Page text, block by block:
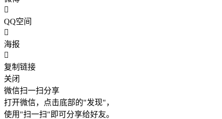
QQ空间
海报
复制链接
关闭
微信扫一扫分享
打开微信，点击底部的"发现"，
使用"扫一扫"即可分享给好友。